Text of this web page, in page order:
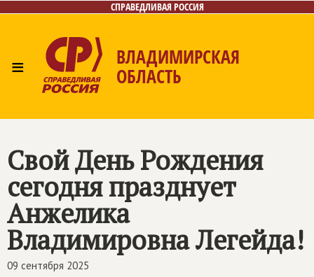
СПРАВЕДЛИВАЯ РОССИЯ
≡ ВЛАДИМИРСКАЯ
ОБЛАСТЬ
Контакты
Свой День Рождения
сегодня празднует
Анжелика
Владимировна Легейда!
09 сентября 2025